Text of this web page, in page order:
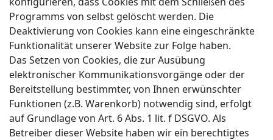
Programms von selbst gelöscht werden. Die
Deaktivierung von Cookies kann eine eingeschränkte
Funktionalität unserer Website zur Folge haben.
Das Setzen von Cookies, die zur Ausübung
elektronischer Kommunikationsvorgänge oder der
Bereitstellung bestimmter, von Ihnen erwünschter
Funktionen (z.B. Warenkorb) notwendig sind, erfolgt
auf Grundlage von Art. 6 Abs. 1 lit. f DSGVO. Als
Betreiber dieser Website haben wir ein berechtigtes